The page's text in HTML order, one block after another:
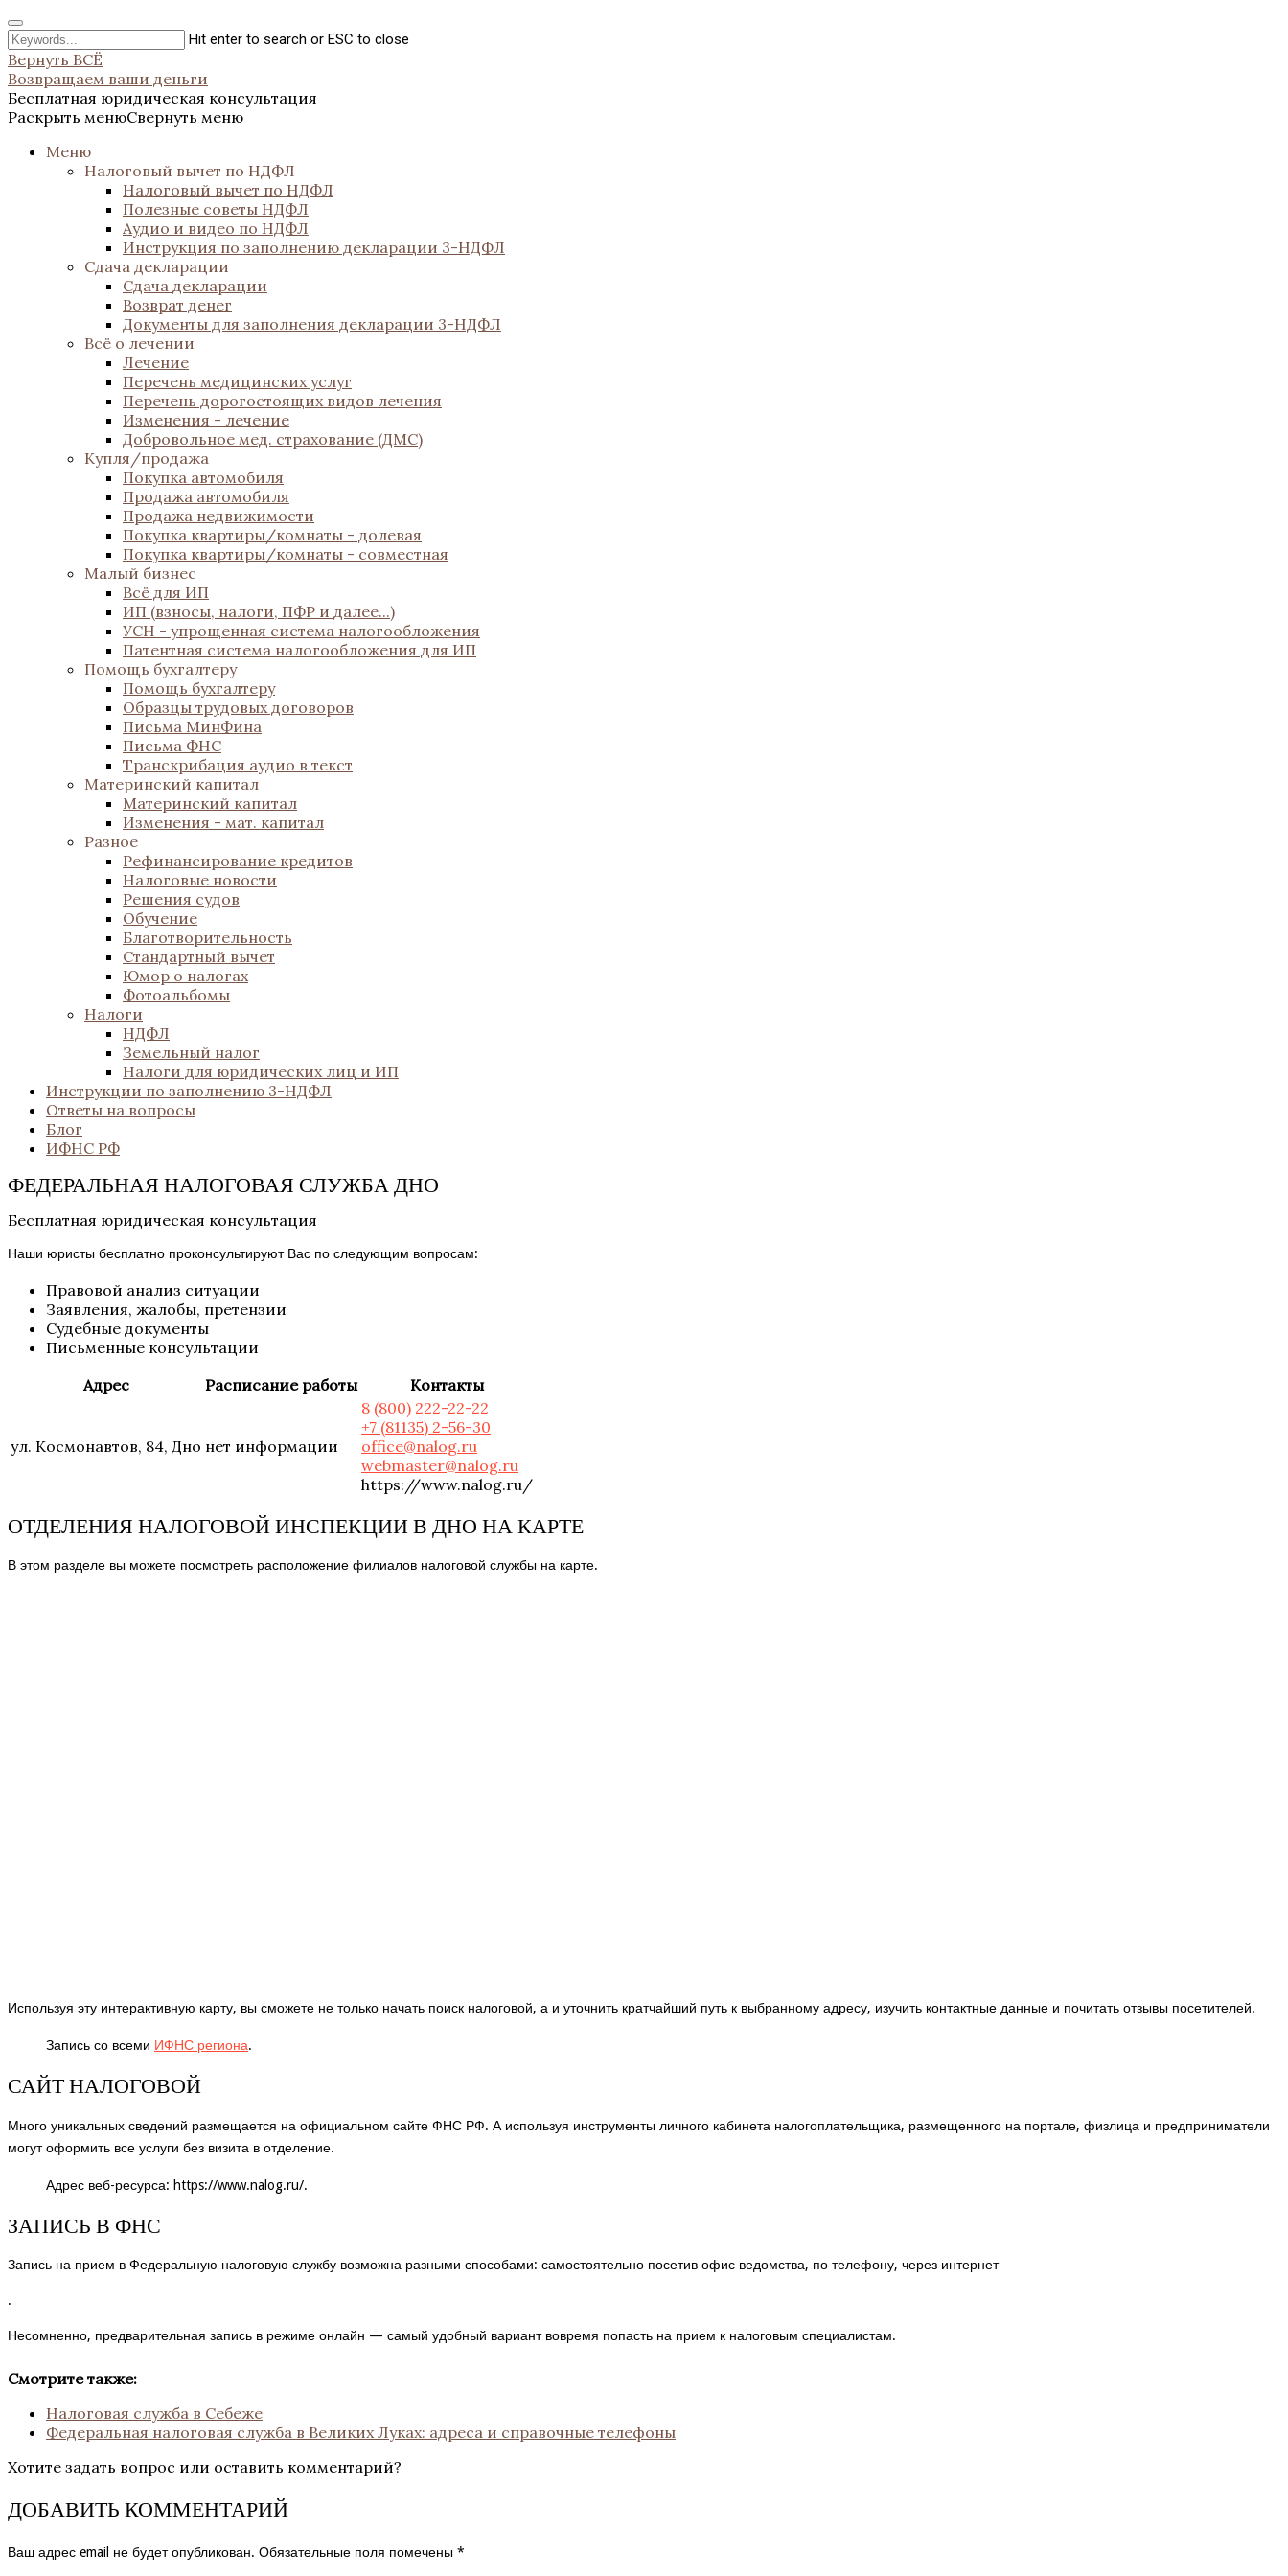
Hit enter to search or ESC to close
Вернуть ВСЁ
Возвращаем ваши деньги
Бесплатная юридическая консультация
Раскрыть менюСвернуть меню
Меню
Налоговый вычет по НДФЛ
Налоговый вычет по НДФЛ
Полезные советы НДФЛ
Аудио и видео по НДФЛ
Инструкция по заполнению декларации 3-НДФЛ
Сдача декларации
Сдача декларации
Возврат денег
Документы для заполнения декларации 3-НДФЛ
Всё о лечении
Лечение
Перечень медицинских услуг
Перечень дорогостоящих видов лечения
Изменения - лечение
Добровольное мед. страхование (ДМС)
Купля/продажа
Покупка автомобиля
Продажа автомобиля
Продажа недвижимости
Покупка квартиры/комнаты - долевая
Покупка квартиры/комнаты - совместная
Малый бизнес
Всё для ИП
ИП (взносы, налоги, ПФР и далее...)
УСН - упрощенная система налогообложения
Патентная система налогообложения для ИП
Помощь бухгалтеру
Помощь бухгалтеру
Образцы трудовых договоров
Письма МинФина
Письма ФНС
Транскрибация аудио в текст
Материнский капитал
Материнский капитал
Изменения - мат. капитал
Разное
Рефинансирование кредитов
Налоговые новости
Решения судов
Обучение
Благотворительность
Стандартный вычет
Юмор о налогах
Фотоальбомы
Налоги
НДФЛ
Земельный налог
Налоги для юридических лиц и ИП
Инструкции по заполнению 3-НДФЛ
Ответы на вопросы
Блог
ИФНС РФ
ФЕДЕРАЛЬНАЯ НАЛОГОВАЯ СЛУЖБА ДНО
Бесплатная юридическая консультация
Наши юристы бесплатно проконсультируют Вас по следующим вопросам:
Правовой анализ ситуации
Заявления, жалобы, претензии
Судебные документы
Письменные консультации
Адрес
Расписание работы Контакты
ул. Космонавтов, 84, Дно нет информации
8 (800) 222-22-22
+7 (81135) 2-56-30
office@nalog.ru
webmaster@nalog.ru
https://www.nalog.ru/
ОТДЕЛЕНИЯ НАЛОГОВОЙ ИНСПЕКЦИИ В ДНО НА КАРТЕ
В этом разделе вы можете посмотреть расположение филиалов налоговой службы на карте.
Используя эту интерактивную карту, вы сможете не только начать поиск налоговой, а и уточнить кратчайший путь к выбранному адресу, изучить контактные данные и почитать отзывы посетителей.
Запись со всеми ИФНС региона.
САЙТ НАЛОГОВОЙ
Много уникальных сведений размещается на официальном сайте ФНС РФ. А используя инструменты личного кабинета налогоплательщика, размещенного на портале, физлица и предприниматели
могут оформить все услуги без визита в отделение.
Адрес веб-ресурса: https://www.nalog.ru/.
ЗАПИСЬ В ФНС
Запись на прием в Федеральную налоговую службу возможна разными способами: самостоятельно посетив офис ведомства, по телефону, через интернет
.
Несомненно, предварительная запись в режиме онлайн — самый удобный вариант вовремя попасть на прием к налоговым специалистам.
Смотрите также:
Налоговая служба в Себеже
Федеральная налоговая служба в Великих Луках: адреса и справочные телефоны
Хотите задать вопрос или оставить комментарий?
ДОБАВИТЬ КОММЕНТАРИЙ
Ваш адрес email не будет опубликован. Обязательные поля помечены *